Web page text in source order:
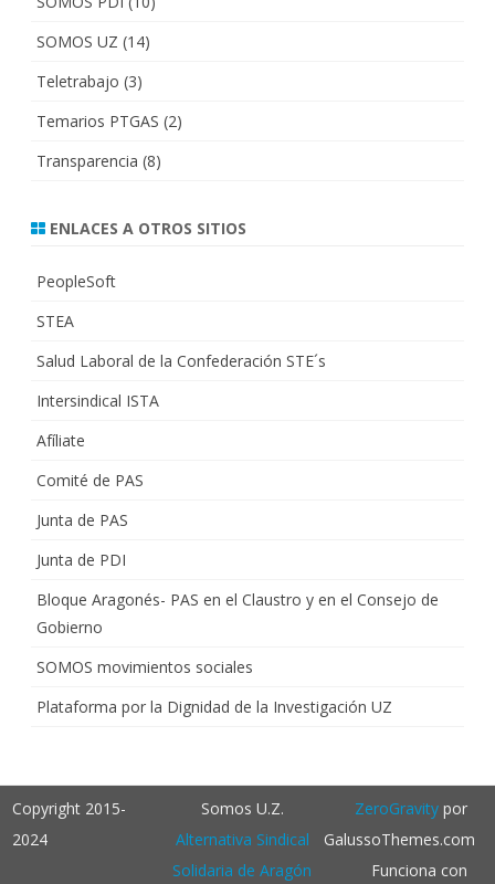
SOMOS UZ (14)
Teletrabajo (3)
Temarios PTGAS (2)
Transparencia (8)
ENLACES A OTROS SITIOS
PeopleSoft
STEA
Salud Laboral de la Confederación STE´s
Intersindical ISTA
Afíliate
Comité de PAS
Junta de PAS
Junta de PDI
Bloque Aragonés- PAS en el Claustro y en el Consejo de
Gobierno
SOMOS movimientos sociales
Plataforma por la Dignidad de la Investigación UZ
Copyright 2015-
2024
Somos U.Z.
Alternativa Sindical
Solidaria de Aragón
ZeroGravitypor
GalussoThemes.com
Funciona con